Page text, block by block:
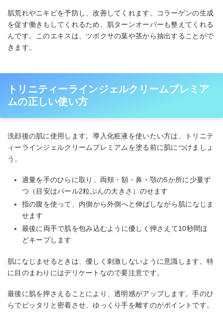
肌荒れやニキビを予防し、改善してくれます。コラーゲンの生成
を促す働きもしてくれるため、肌ターンオーバーも整えてくれる
んです。このエキスは、ツボクサの葉や茎から抽出することがで
きます。
トリニティーラインジェルクリームプレミア
ムの正しい使い方
洗顔後の肌に使用します。導入化粧液を使いたい方は、トリニテ
ィーラインジェルクリームプレミアムを塗る前に肌につけましょ
う。
適量を手のひらに取り、両頬・額・鼻・顎の5か所に少量ず
つ（目安はパール2粒ぶんの大きさ）のせます
指の腹を使って、内側から外側へと伸ばしながら肌になじま
せます
最後に両手で肌を包み込むように優しく押さえて10秒間ほ
どキープします
肌になじませるときは、優しく刺激しないように意識します。特
に目のまわりにはデリケートなので要注意です。
最後に肌を押さえることにより、透明感がアップします。手のひ
らでピッタリと密着させ、ゆっくり手を離すのがポイントです。